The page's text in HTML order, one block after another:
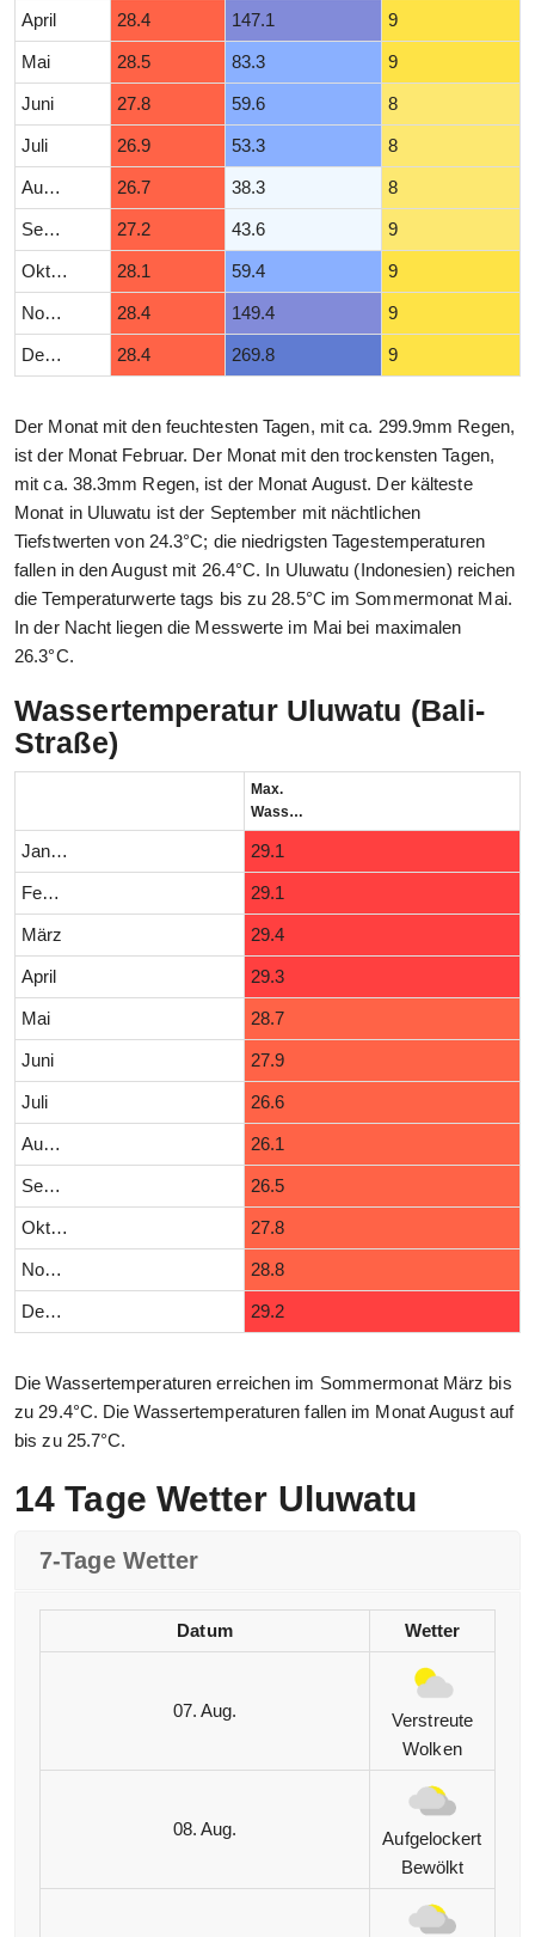
April 28.4 147.1 9
Mai 28.5 83.3 9
Juni 27.8 59.6 8
Juli 26.9 53.3 8
August 26.7 38.3 8
September 27.2 43.6 9
Oktober 28.1 59.4 9
November 28.4 149.4 9
Dezember 28.4 269.8 9
Der Monat mit den feuchtesten Tagen, mit ca. 299.9mm Regen,
ist der Monat Februar. Der Monat mit den trockensten Tagen,
mit ca. 38.3mm Regen, ist der Monat August. Der kälteste
Monat in Uluwatu ist der September mit nächtlichen
Tiefstwerten von 24.3°C; die niedrigsten Tagestemperaturen
fallen in den August mit 26.4°C. In Uluwatu (Indonesien) reichen
die Temperaturwerte tags bis zu 28.5°C im Sommermonat Mai.
In der Nacht liegen die Messwerte im Mai bei maximalen
26.3°C.
Wassertemperatur Uluwatu (Bali-
Straße)
Max.
Wassertemperatur (°C)
Januar 29.1
Februar 29.1
März 29.4
April 29.3
Mai 28.7
Juni 27.9
Juli 26.6
August 26.1
September 26.5
Oktober 27.8
November 28.8
Dezember 29.2
Die Wassertemperaturen erreichen im Sommermonat März bis
zu 29.4°C. Die Wassertemperaturen fallen im Monat August auf
bis zu 25.7°C.
14 Tage Wetter Uluwatu
7-Tage Wetter
Datum Wetter
07. Aug.
Verstreute
Wolken
08. Aug.
Aufgelockert
Bewölkt